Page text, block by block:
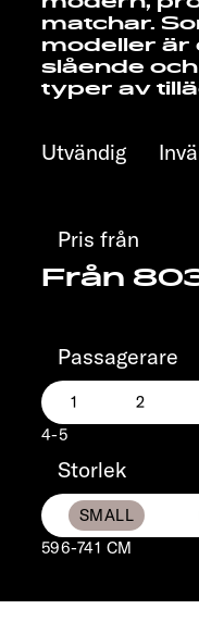
matchar.
modeller är
slående
typer av
Utvändig
Pris från
Från
Passagerare
4-5
Storlek
596-741 CM